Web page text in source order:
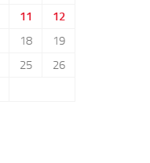
11
12
18
19
25
26